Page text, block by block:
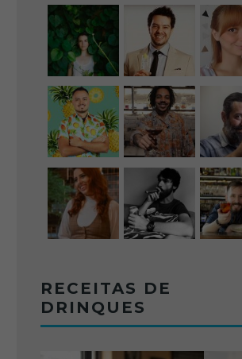
RECEITAS DE
DRINQUES